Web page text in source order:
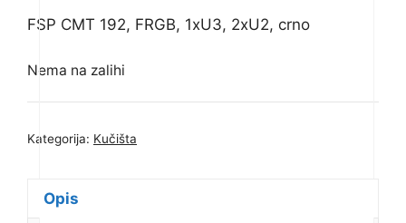
FSP CMT 192, FRGB, 1xU3, 2xU2, crno
Nema na zalihi
Kategorija: Kučišta
Opis